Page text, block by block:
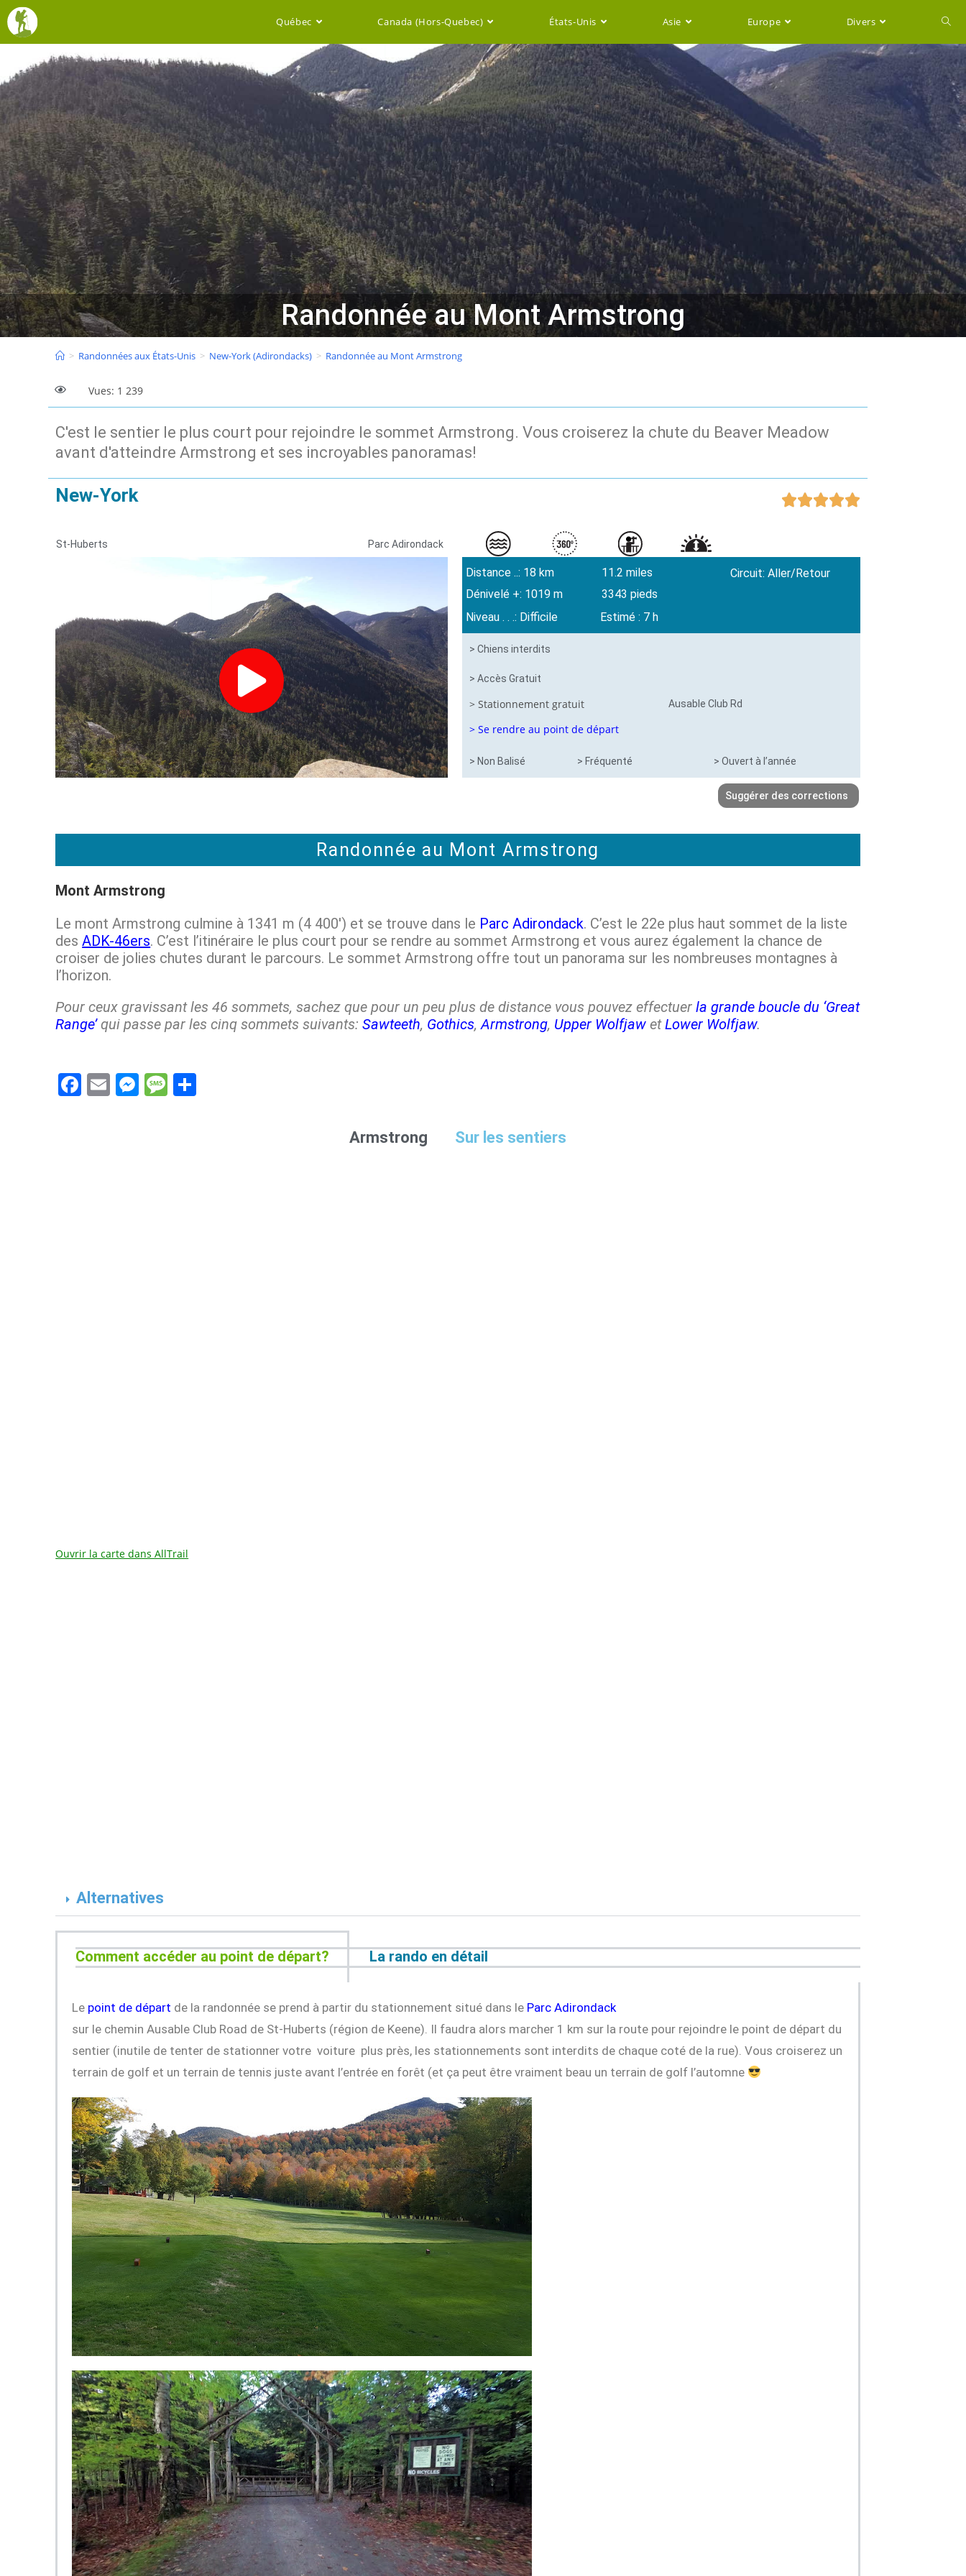
Québec Canada (Hors-Quebec) États-Unis Asie Europe Divers
Randonnée au Mont Armstrong
> Randonnées aux États-Unis > New-York (Adirondacks) > Randonnée au Mont Armstrong
Vues: 1 239
C'est le sentier le plus court pour rejoindre le sommet Armstrong. Vous croiserez la chute du Beaver Meadow
avant d'atteindre Armstrong et ses incroyables panoramas!
New-York 
St-Huberts Parc Adirondack
Distance ..: 18 km 11.2 miles
Circuit: Aller/Retour
Dénivelé +: 1019 m
3343 pieds
Niveau . . .: Difficile
Estimé : 7 h
> Chiens interdits
> Accès Gratuit
> Stationnement gratuit Ausable Club Rd
> Se rendre au point de départ
> Non Balisé > Fréquenté > Ouvert à l’année
Suggérer des corrections
Randonnée au Mont Armstrong
Mont Armstrong
Le mont Armstrong culmine à 1341 m (4 400′) et se trouve dans le Parc Adirondack. C’est le 22e plus haut sommet de la liste
desADK-46ers. C’est l’itinéraire le plus court pour se rendre au sommet Armstrong et vous aurez également la chance de
croiser de jolies chutes durant le parcours. Le sommet Armstrong offre tout un panorama sur les nombreuses montagnes à
l’horizon.
Pour ceux gravissant les 46 sommets, sachez que pour un peu plus de distance vous pouvez effectuerla grande boucle du ‘Great
Range’qui passe par les cinq sommets suivants:Sawteeth, Gothics,Armstrong, Upper Wolfjaw etLower Wolfjaw.
F
E
M M
Armstrong Sur les sentiers
Ouvrir la carte dans AllTrail
Alternatives
Comment accéder au point de départ? La rando en détail
Le point de départ de la randonnée se prend à partir du stationnement situé dans le Parc Adirondack
sur le chemin Ausable Club Road de St-Huberts (région de Keene). Il faudra alors marcher 1 km sur la route pour rejoindre le point de départ du
sentier (inutile de tenter de stationner votre voiture plus près, les stationnements sont interdits de chaque coté de la rue). Vous croiserez un
terrain de golf et un terrain de tennis juste avant l’entrée en forêt (et ça peut être vraiment beau un terrain de golf l’automne